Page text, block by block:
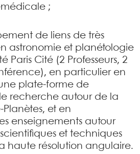
médicale ;
de liens de très
astronomie et planétologie
Paris Cité (2 Professeurs, 2
en particulier en
plate-forme de
recherche autour de la
Planètes, et en
enseignements autour
et techniques
haute résolution angulaire.